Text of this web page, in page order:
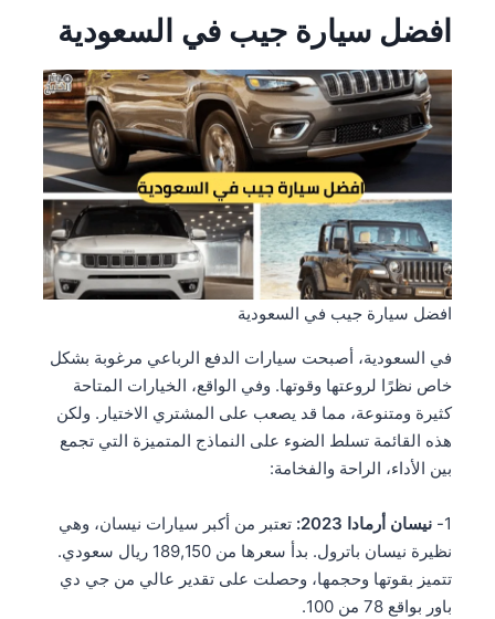
افضل سيارة جيب في السعودية
افضل سيارة جيب في السعودية
في السعودية، أصبحت سيارات الدفع الرباعي مرغوبة بشكل
خاص نظرًا لروعتها وقوتها. وفي الواقع، الخيارات المتاحة
كثيرة ومتنوعة، مما قد يصعب على المشتري الاختيار. ولكن
هذه القائمة تسلط الضوء على النماذج المتميزة التي تجمع
بين الأداء، الراحة والفخامة:
1- نيسان أرمادا 2023:
تعتبر من أكبر سيارات نيسان، وهي
نظيرة نيسان باترول. بدأ سعرها من 189,150 ريال سعودي.
تتميز بقوتها وحجمها، وحصلت على تقدير عالي من جي دي
باور بواقع 78 من 100.